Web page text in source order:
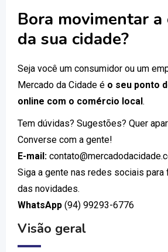
Bora movimentar a
da sua cidade?
Seja você um consumidor ou um
Mercado da Cidade é o seu ponto
online com o comércio local.
Tem dúvidas? Sugestões? Quer
Converse com a gente!
E-mail:
Siga a gente nas redes sociais para
das novidades.
WhatsApp (94) 99293-6776
Visão geral